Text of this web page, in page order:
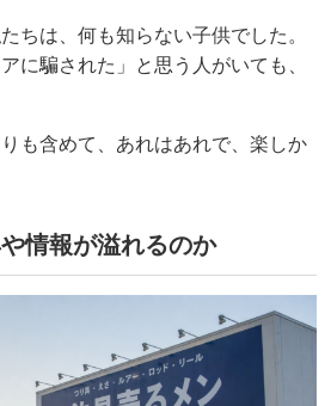
ちは、何も知らない子供でした。
に騙された」と思う人がいても、
も含めて、あれはあれで、楽しか
情報が溢れるのか